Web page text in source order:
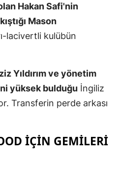
Hakkari
Hatay
Mersin
Hakan Safi'nin
Mason
lacivertli kulübün
Yıldırım ve yönetim
yüksek bulduğu İngiliz
Transferin perde arkası
İÇİN GEMİLERİ